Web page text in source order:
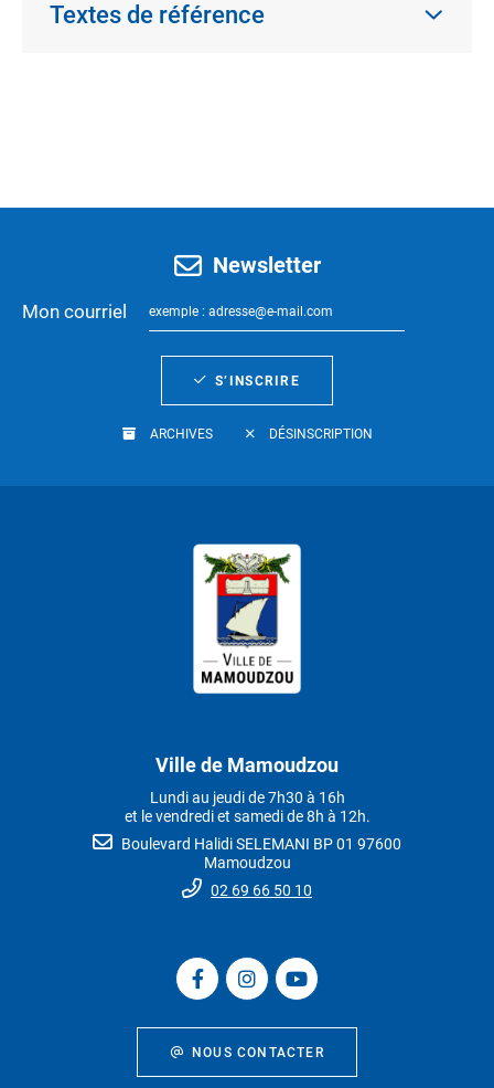
Textes de référence
Newsletter
Mon courriel
S’INSCRIRE
ARCHIVES DÉSINSCRIPTION
Ville de Mamoudzou
Lundi au jeudi de 7h30 à 16h
et le vendredi et samedi de 8h à 12h.
Boulevard Halidi SELEMANI BP 01 97600
Mamoudzou
02 69 66 50 10
NOUS CONTACTER